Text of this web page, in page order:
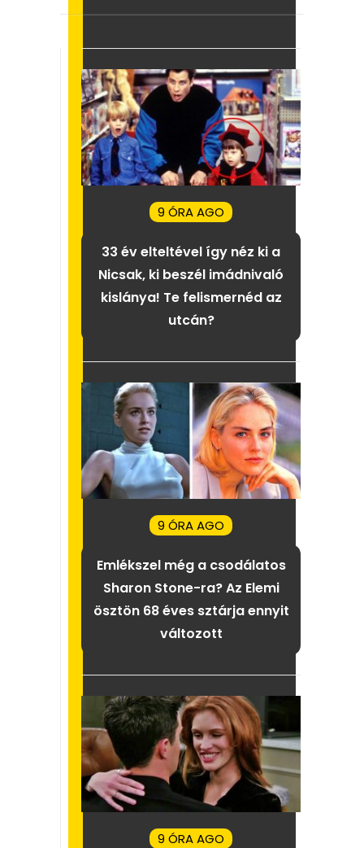
9 ÓRA AGO
33 év elteltével így néz ki a
Nicsak, ki beszél imádnivaló
kislánya! Te felismernéd az
utcán?
9 ÓRA AGO
Emlékszel még a csodálatos
Sharon Stone-ra? Az Elemi
ösztön 68 éves sztárja ennyit
változott
9 ÓRA AGO